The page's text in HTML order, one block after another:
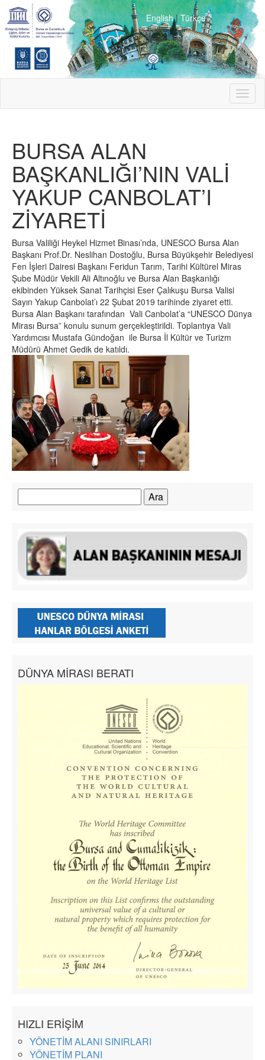
English|Türkçe
BURSA ALAN
BAŞKANLIĞI’NIN VALİ
YAKUP CANBOLAT’I
ZİYARETİ
Bursa Valiliği Heykel Hizmet Binası’nda, UNESCO Bursa Alan
Başkanı Prof.Dr. Neslihan Dostoğlu, Bursa Büyükşehir Belediyesi
Fen İşleri Dairesi Başkanı Feridun Tarım, Tarihi Kültürel Miras
Şube Müdür Vekili Ali Altınoğlu ve Bursa Alan Başkanlığı
ekibinden Yüksek Sanat Tarihçisi Eser Çalıkuşu Bursa Valisi
Sayın Yakup Canbolat’ı 22 Şubat 2019 tarihinde ziyaret etti.
Bursa Alan Başkanı tarafından Vali Canbolat’a “UNESCO Dünya
Mirası Bursa” konulu sunum gerçekleştirildi. Toplantıya Vali
Yardımcısı Mustafa Gündoğan ile Bursa İl Kültür ve Turizm
Müdürü Ahmet Gedik de katıldı.
DÜNYA MİRASI BERATI
HIZLI ERİŞİM
YÖNETİM ALANI SINIRLARI
YÖNETİM PLANI